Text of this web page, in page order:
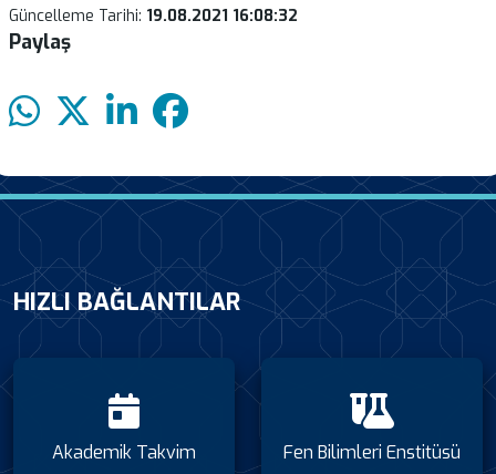
Güncelleme Tarihi: 19.08.2021 16:08:32
Paylaş
HIZLI BAĞLANTILAR
Akademik Takvim Fen Bilimleri Enstitüsü